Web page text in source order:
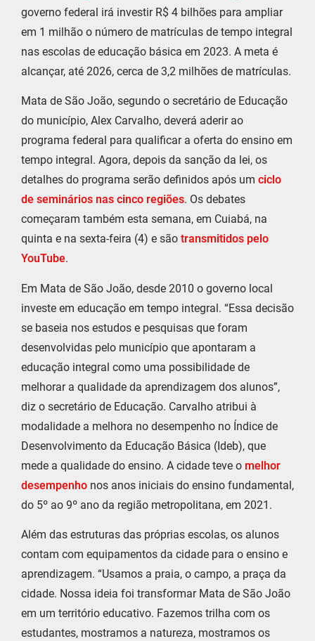
governo federal irá investir R$ 4 bilhões para ampliar
em 1 milhão o número de matrículas de tempo integral
nas escolas de educação básica em 2023. A meta é
alcançar, até 2026, cerca de 3,2 milhões de matrículas.
Mata de São João, segundo o secretário de Educação
do município, Alex Carvalho, deverá aderir ao
programa federal para qualificar a oferta do ensino em
tempo integral. Agora, depois da sanção da lei, os
detalhes do programa serão definidos após um ciclo
de seminários nas cinco regiões. Os debates
começaram também esta semana, em Cuiabá, na
quinta e na sexta-feira (4) e são transmitidos pelo
YouTube.
Em Mata de São João, desde 2010 o governo local
investe em educação em tempo integral. “Essa decisão
se baseia nos estudos e pesquisas que foram
desenvolvidas pelo município que apontaram a
educação integral como uma possibilidade de
melhorar a qualidade da aprendizagem dos alunos”,
diz o secretário de Educação. Carvalho atribui à
modalidade a melhora no desempenho no Índice de
Desenvolvimento da Educação Básica (Ideb), que
mede a qualidade do ensino. A cidade teve o melhor
desempenho nos anos iniciais do ensino fundamental,
do 5º ao 9º ano da região metropolitana, em 2021.
Além das estruturas das próprias escolas, os alunos
contam com equipamentos da cidade para o ensino e
aprendizagem. “Usamos a praia, o campo, a praça da
cidade. Nossa ideia foi transformar Mata de São João
em um território educativo. Fazemos trilha com os
estudantes, mostramos a natureza, mostramos os